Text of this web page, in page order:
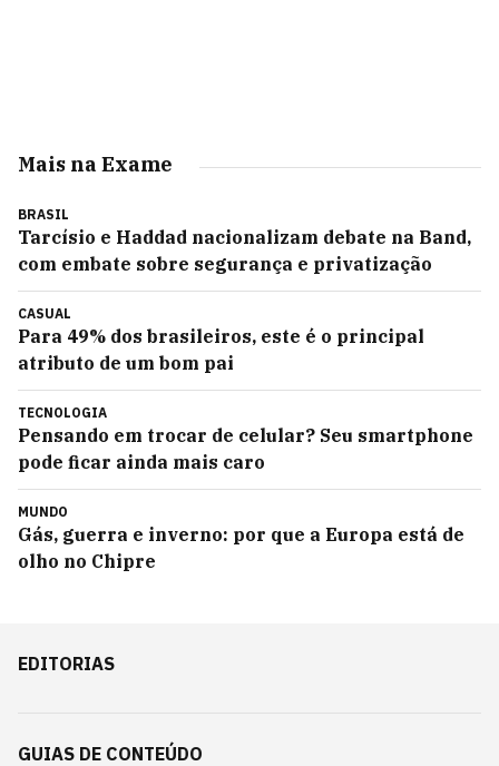
Mais na Exame
BRASIL
Tarcísio e Haddad nacionalizam debate na Band,
com embate sobre segurança e privatização
CASUAL
Para 49% dos brasileiros, este é o principal
atributo de um bom pai
TECNOLOGIA
Pensando em trocar de celular? Seu smartphone
pode ficar ainda mais caro
MUNDO
Gás, guerra e inverno: por que a Europa está de
olho no Chipre
EDITORIAS
GUIAS DE CONTEÚDO